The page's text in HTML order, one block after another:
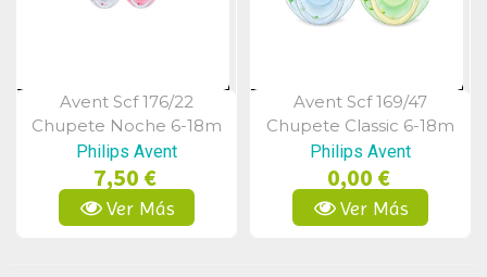
Vista Rápida
Avent Scf 176/22
Chupete Noche 6-18m
Niño
Philips Avent
7,50 €
Ver Más
Vista Rápida
Avent Scf 169/47
Chupete Classic 6-18m
Niño
Philips Avent
0,00 €
Ver Más